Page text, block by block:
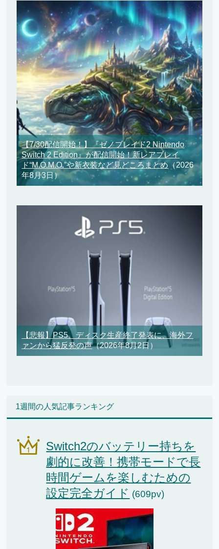
【7/30配信開始！】『ゼノブレイド2 Nintendo
Switch 2 Edition』が配信開始！新レアブレイ
ド“M.O.M.O.”や新衣装など見どころまとめ（2026
年8月3日）
【悲報】PS5、ディスク生産終了発表に、海外フ
ァンから猛反発の声（2026年8月2日）
1週間の人気記事ランキング
Switch2のバッテリー持ちを
劇的に改善！携帯モードで長
時間ゲームを楽しむための
設定完全ガイド (609pv)